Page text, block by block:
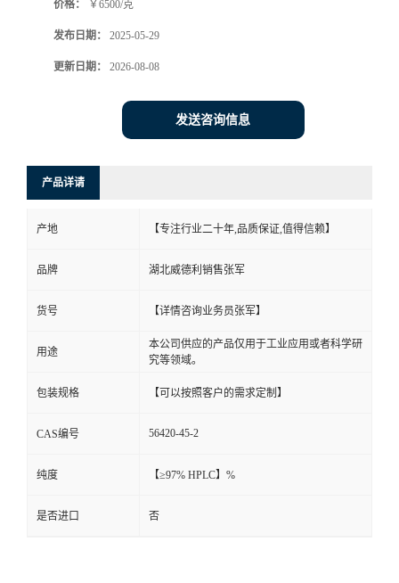
价格： ￥6500/克
发布日期： 2025-05-29
更新日期： 2026-08-08
发送咨询信息
产品详请
产地 【专注行业二十年,品质保证,值得信赖】
品牌 湖北威德利销售张军
货号 【详情咨询业务员张军】
用途
本公司供应的产品仅用于工业应用或者科学研
究等领域。
包装规格 【可以按照客户的需求定制】
CAS编号 56420-45-2
纯度 【≥97% HPLC】%
是否进口 否